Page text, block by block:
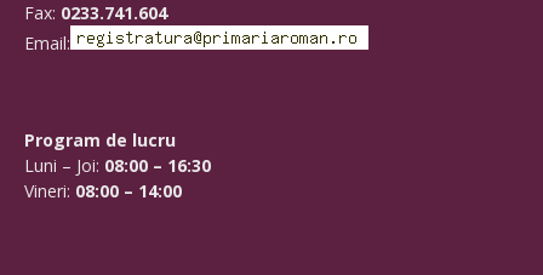
Fax: 0233.741.604
Email:
Program de lucru
Luni – Joi: 08:00 – 16:30
Vineri: 08:00 – 14:00